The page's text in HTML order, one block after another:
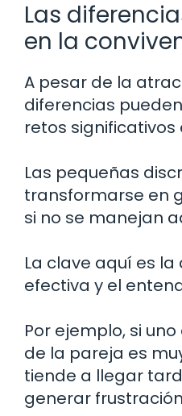
Las
en la
A pesar de la
diferencias
retos significativos
Las pequeñas
transformarse en
si no se manejan
La clave aquí es
efectiva y el
Por ejemplo, si
de la pareja es
tiende a llegar
generar